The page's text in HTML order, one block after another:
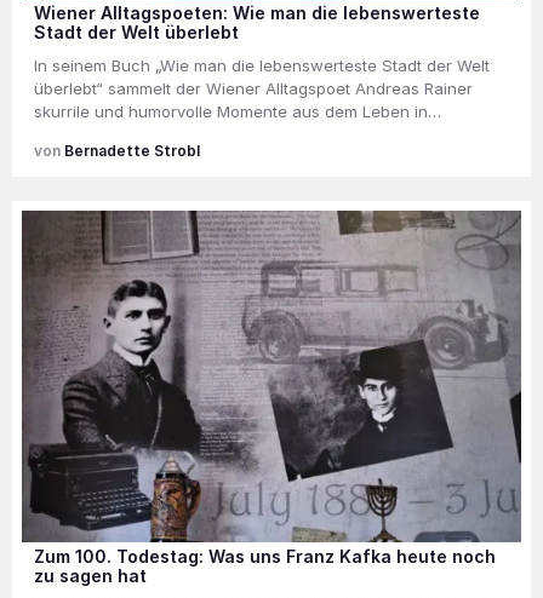
Wiener Alltagspoeten: Wie man die lebenswerteste
Stadt der Welt überlebt
In seinem Buch „Wie man die lebenswerteste Stadt der Welt
überlebt“ sammelt der Wiener Alltagspoet Andreas Rainer
skurrile und humorvolle Momente aus dem Leben in…
Bernadette Strobl
Zum 100. Todestag: Was uns Franz Kafka heute noch
zu sagen hat